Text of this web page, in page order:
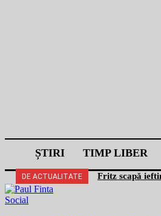
ȘTIRI TIMP LIBER
DE ACTUALITATE Fritz scapă
Social